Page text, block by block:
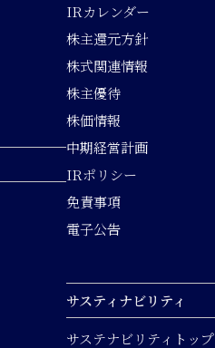
IRカレンダー
株主還元方針
株式関連情報
株主優待
株価情報
中期経営計画
IRポリシー
免責事項
電子公告
サスティナビリティ
サステナビリティトップ